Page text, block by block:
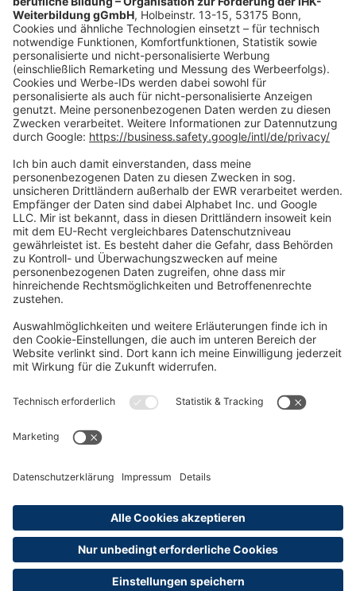
Vertrag widerrufen
Zahlungsarten
Social Media
Oft Gesucht
Rund um die Prüfung
Datenschutzerklärung
Widerrufsrecht
Versandinformationen
Erklärung zur Barrierefreiheit
Abonnements hier kündigen
Cookie-Einstellungen
Alle Preise sind inkl. MwSt. und ggf. zzgl.Versandkosten